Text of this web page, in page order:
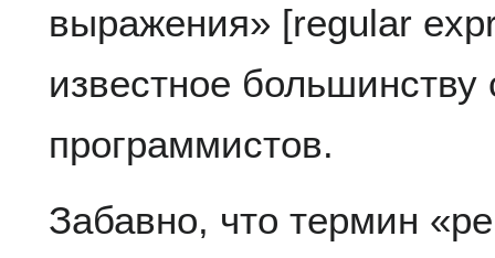
выражения» [regular
известное
программистов.
Забавно, что термин